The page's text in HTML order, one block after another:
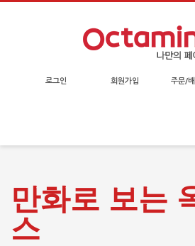
로그인 회원가입 주문/
만화로 보는
스